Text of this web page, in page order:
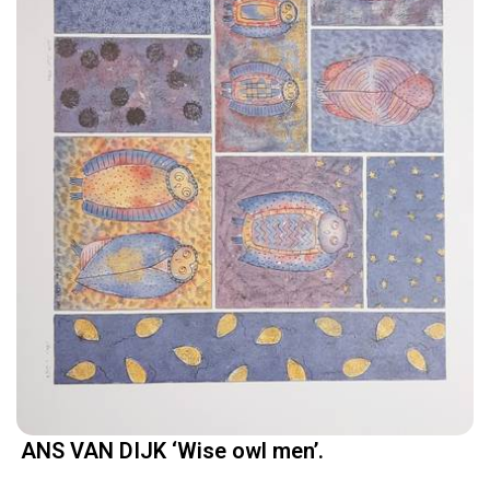
ANS VAN DIJK ‘Wise owl men’.